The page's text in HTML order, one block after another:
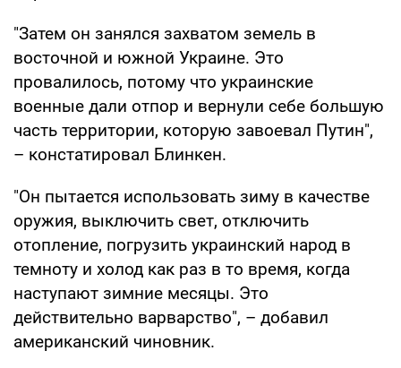
"Затем он занялся захватом земель в
восточной и южной Украине. Это
провалилось, потому что украинские
военные дали отпор и вернули себе большую
часть территории, которую завоевал Путин",
– констатировал Блинкен.
"Он пытается использовать зиму в качестве
оружия, выключить свет, отключить
отопление, погрузить украинский народ в
темноту и холод как раз в то время, когда
наступают зимние месяцы. Это
действительно варварство", – добавил
американский чиновник.